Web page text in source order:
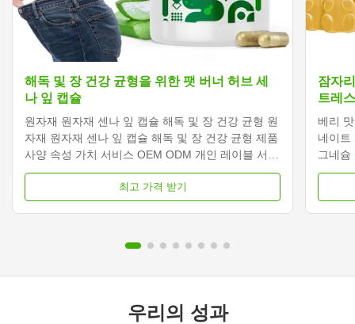
해독 및 장 건강 균형을 위한 팻 버너 허브 세
나 잎 캡슐
원자재 원자재 센나 잎 캡슐 해독 및 장 건강 균형 원
자재 원자재 센나 잎 캡슐 해독 및 장 건강 균형 제품
사양 속성 가치 서비스 OEM ODM 개인 레이블 서비
스 운송 수수료 협상해야 합니다. 제품 이름 세나 잎
캡슐 주요 성분 세나 잎 주요 기능 체중 감량 지방 연
소기 유효기간 36개월 사양 60 캡슐/ 병 또는 맞춤형
최고 가격 받기
잠자
트레
베리
네이트
그네
로 제
OEM
우리의 성과